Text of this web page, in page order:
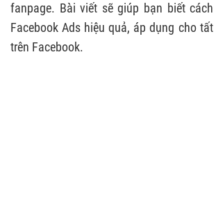
fanpage. Bài viết sẽ giúp bạn biết
Facebook Ads hiệu quả, áp dụng cho
trên Facebook.